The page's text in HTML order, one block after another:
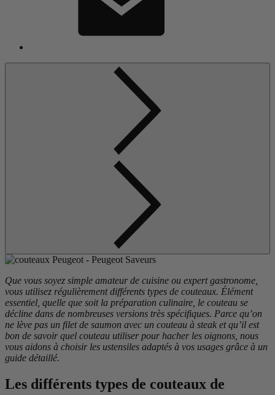
Que vous soyez simple amateur de cuisine ou expert gastronome,
vous utilisez régulièrement différents types de couteaux. Élément
essentiel, quelle que soit la préparation culinaire, le couteau se
décline dans de nombreuses versions très spécifiques. Parce qu’on
ne lève pas un filet de saumon avec un couteau à steak et qu’il est
bon de savoir quel couteau utiliser pour hacher les oignons, nous
vous aidons à choisir les ustensiles adaptés à vos usages grâce à un
guide détaillé.
Les différents types de couteaux de